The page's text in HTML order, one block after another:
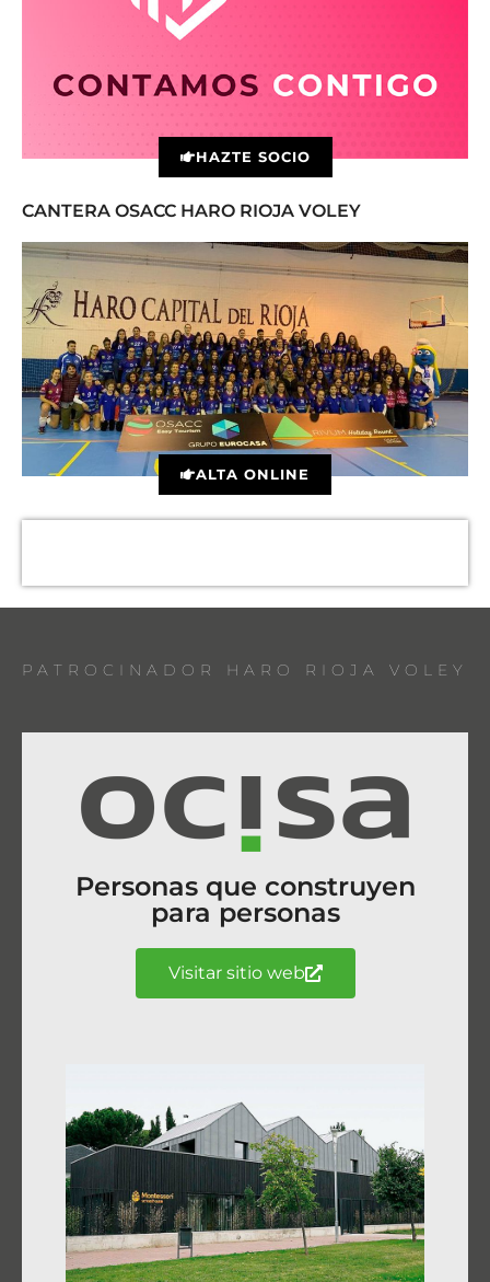
HAZTE SOCIO
CANTERA OSACC HARO RIOJA VOLEY
ALTA ONLINE
PATROCINADOR HARO RIOJA VOLEY
Personas que construyen
para personas
Visitar sitio web